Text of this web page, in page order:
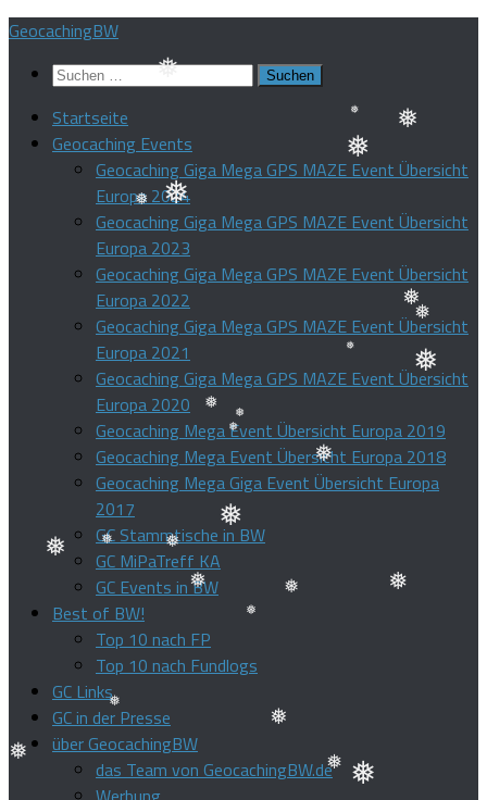
❅
❅
❅
❅
❅
❅
❅
❅ ❅
❅
❅
❅
❅
❅
❅
❅
Zum
springen
GeocachingBW
Suchen
Startseite
Geocaching Events
Geocaching Giga Mega GPS MAZE Event Übersicht
Europa 2024
Geocaching Giga Mega GPS MAZE Event Übersicht
Europa 2023
Geocaching Giga Mega GPS MAZE Event Übersicht
Europa 2022
Geocaching Giga Mega GPS MAZE Event Übersicht
Europa 2021
Geocaching Giga Mega GPS MAZE Event Übersicht
Europa 2020
Geocaching Mega Event Übersicht Europa 2019
Geocaching Mega Event Übersicht Europa 2018
Geocaching Mega Giga Event Übersicht Europa
2017
GC Stammtische in BW
GC MiPaTreff KA
GC Events in BW
Best of BW!
Top 10 nach FP
Top 10 nach Fundlogs
GC Links
GC in der Presse
über GeocachingBW
das Team von GeocachingBW.de